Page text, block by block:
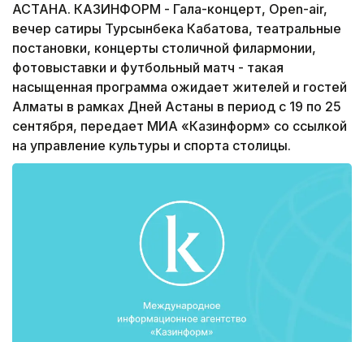
АСТАНА. КАЗИНФОРМ - Гала-концерт, Open-air,
вечер сатиры Турсынбека Кабатова, театральные
постановки, концерты столичной филармонии,
фотовыставки и футбольный матч - такая
насыщенная программа ожидает жителей и гостей
Алматы в рамках Дней Астаны в период с 19 по 25
сентября, передает МИА «Казинформ» со ссылкой
на управление культуры и спорта столицы.